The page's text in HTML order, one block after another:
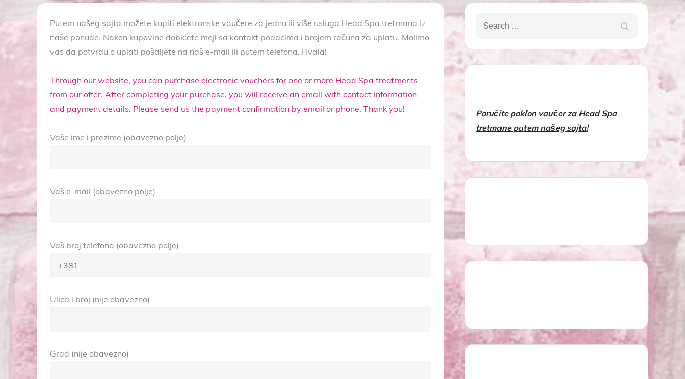
Putem našeg sajta možete kupiti elektronske vaučere za jednu ili više usluga Head Spa tretmana iz
naše ponude. Nakon kupovine dobićete mejl sa kontakt podacima i brojem računa za uplatu. Molimo
vas da potvrdu o uplati pošaljete na naš e-mail ili putem telefona. Hvala!
Through our website, you can purchase electronic vouchers for one or more Head Spa treatments
from our offer. After completing your purchase, you will receive an email with contact information
and payment details. Please send us the payment confirmation by email or phone. Thank you!
Vaše ime i prezime (obavezno polje)
Vaš е-mail (obavezno polje)
Vaš broj telefona (obavezno polje)
Ulica i broj (nije obavezno)
Grad (nije obavezno)
Poručite poklon vaučer za Head Spa
tretmane putem našeg sajta!